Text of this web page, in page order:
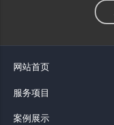
网站首页
服务项目
案例展示